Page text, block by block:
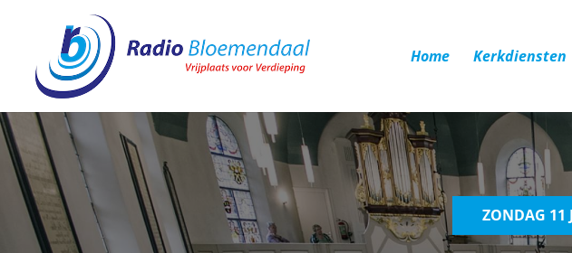
Home Kerkdiensten
ZONDAG 11